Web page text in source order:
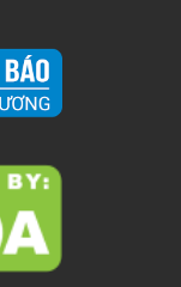
lâu, nấu